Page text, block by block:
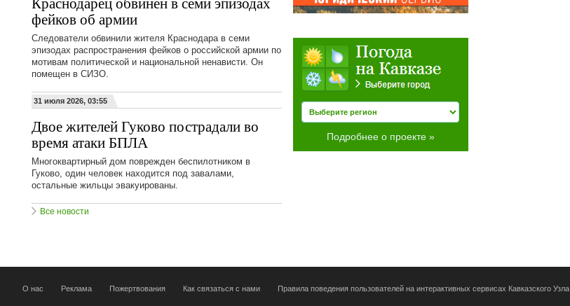
фейков об армии
Следователи обвинили жителя Краснодара в семи
эпизодах распространения фейков о российской армии по
мотивам политической и национальной ненависти. Он
помещен в СИЗО.
31 июля 2026, 03:55
Двое жителей Гуково пострадали во
время атаки БПЛА
Многоквартирный дом поврежден беспилотником в
Гуково, один человек находится под завалами,
остальные жильцы эвакуированы.
Все новости
Подробнее о проекте »
О нас Реклама Пожертвования Как связаться с нами Правила поведения пользователей на интерактивных сервисах Кавказского Узла